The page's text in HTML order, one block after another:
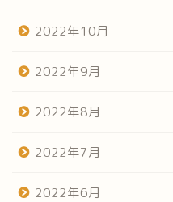
2022年10月
2022年9月
2022年8月
2022年7月
2022年6月